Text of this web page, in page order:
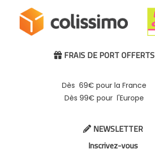
 FRAIS DE PORT OFFERTS
Dès 69€ pour la France
Dès 99€ pour l'Europe
NEWSLETTER
Inscrivez-vous